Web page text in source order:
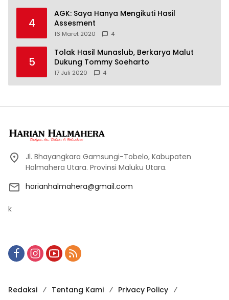
4
AGK: Saya Hanya Mengikuti Hasil
Assesment
16 Maret 2020 4
5
Tolak Hasil Munaslub, Berkarya Malut
Dukung Tommy Soeharto
17 Juli 2020 4
Jl. Bhayangkara Gamsungi-Tobelo, Kabupaten
Halmahera Utara. Provinsi Maluku Utara.
harianhalmahera@gmail.com
k
Redaksi Tentang Kami
Privacy Policy